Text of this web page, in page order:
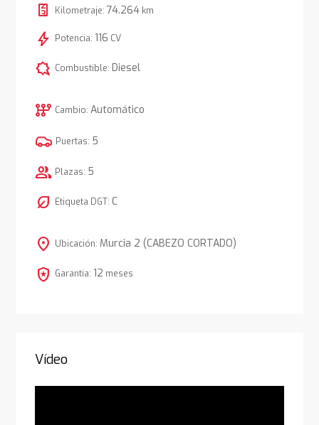
Kilometraje: 74.264km
bolt Potencia: 116 CV
comic_bubble Combustible: Diesel
auto_transmission Cambio: Automático
Puertas: 5
group Plazas: 5
nest_eco_leaf Etiqueta DGT: C
location_on Ubicación: Murcia 2 (CABEZO CORTADO)
local_police Garantía: 12 meses
Vídeo